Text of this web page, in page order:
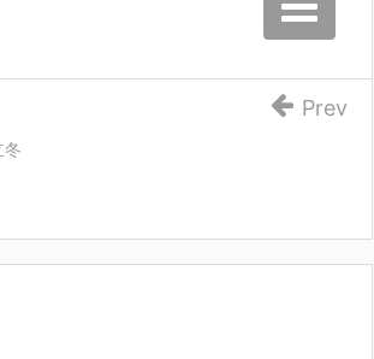
冬
Prev